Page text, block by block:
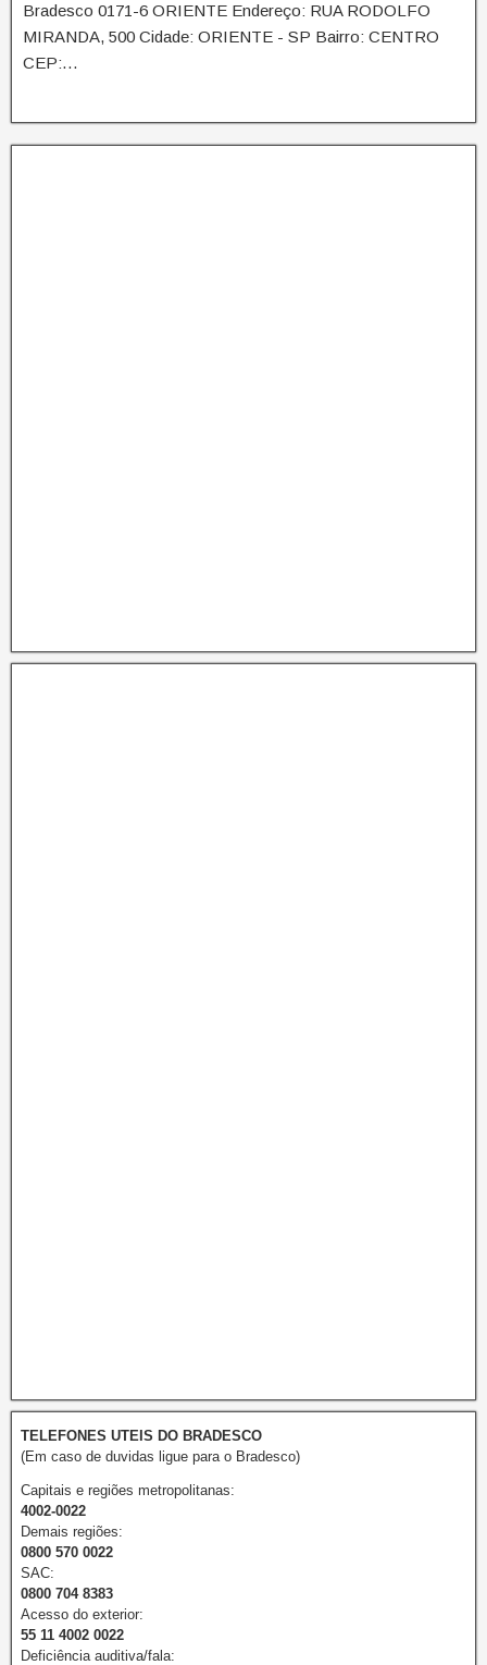
Bradesco 0171-6 ORIENTE Endereço: RUA RODOLFO
MIRANDA, 500 Cidade: ORIENTE - SP Bairro: CENTRO
CEP:…
TELEFONES UTEIS DO BRADESCO
(Em caso de duvidas ligue para o Bradesco)
Capitais e regiões metropolitanas:
4002-0022
Demais regiões:
0800 570 0022
SAC:
0800 704 8383
Acesso do exterior:
55 11 4002 0022
Deficiência auditiva/fala: